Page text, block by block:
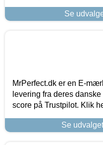
Se
MrPerfect.dk er en E-
levering fra deres
score på Trustpilot. Klik
Se